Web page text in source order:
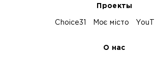
Проекты
Choice31 Моє місто
О нас